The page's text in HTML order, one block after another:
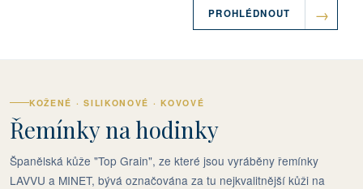
PROHLÉDNOUT
KOŽENÉ · SILIKONOVÉ · KOVOVÉ
Řemínky na hodinky
Španělská kůže "Top Grain", ze které jsou vyráběny řemínky
LAVVU a MINET, bývá označována za tu nejkvalitnější kůži na